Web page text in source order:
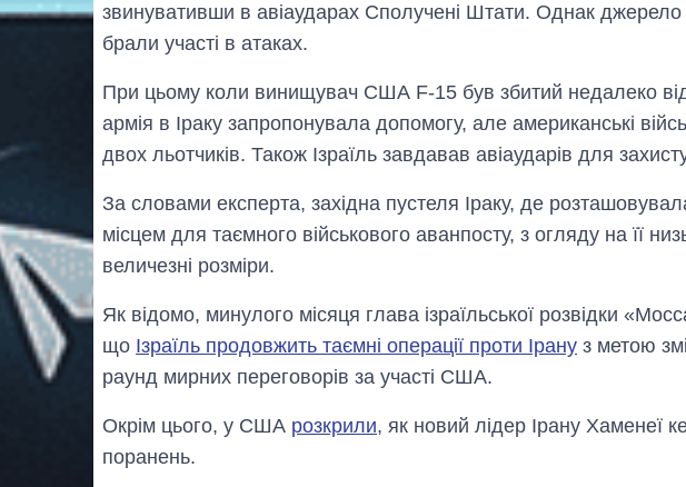
звинувативши в авіаударах Сполучені Штати. Однак
брали участі в атаках.
При цьому коли винищувач США F-15 був збитий недалеко від
армія в Іраку запропонувала допомогу, але американські
двох льотчиків. Також Ізраїль завдавав авіаударів для захисту
За словами експерта, західна пустеля Іраку, де
місцем для таємного військового аванпосту, з огляду на її
величезні розміри.
Як відомо, минулого місяця глава ізраїльської розвідки
що Ізраїль продовжить таємні операції проти Ірану з метою
раунд мирних переговорів за участі США.
Окрім цього, у США розкрили, як новий лідер Ірану Хаменеї
поранень.